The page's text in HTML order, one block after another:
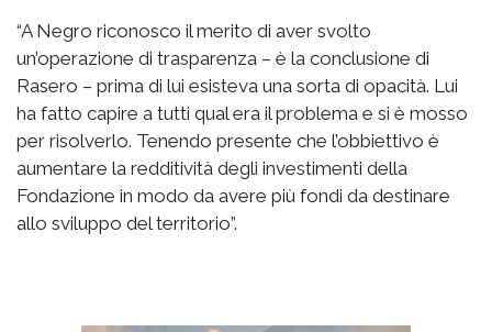
“A Negro riconosco il merito di aver svolto
un’operazione di trasparenza – è la conclusione di
Rasero – prima di lui esisteva una sorta di opacità. Lui
ha fatto capire a tutti qual era il problema e si è mosso
per risolverlo. Tenendo presente che l’obbiettivo è
aumentare la redditività degli investimenti della
Fondazione in modo da avere più fondi da destinare
allo sviluppo del territorio”.